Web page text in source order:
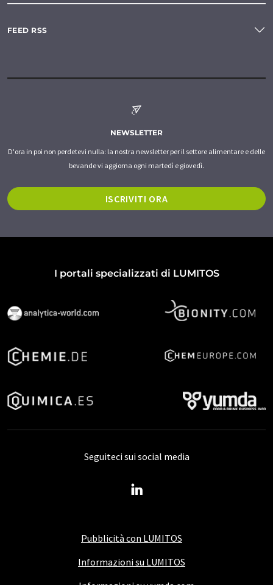
FEED RSS
NEWSLETTER
D'ora in poi non perdetevi nulla: la nostra newsletter per il settore alimentare e delle
bevande vi aggiorna ogni martedì e giovedì.
ISCRIVITI ORA
I portali specializzati di LUMITOS
Pubblicità con LUMITOS
Informazioni su LUMITOS
Seguiteci sui social media